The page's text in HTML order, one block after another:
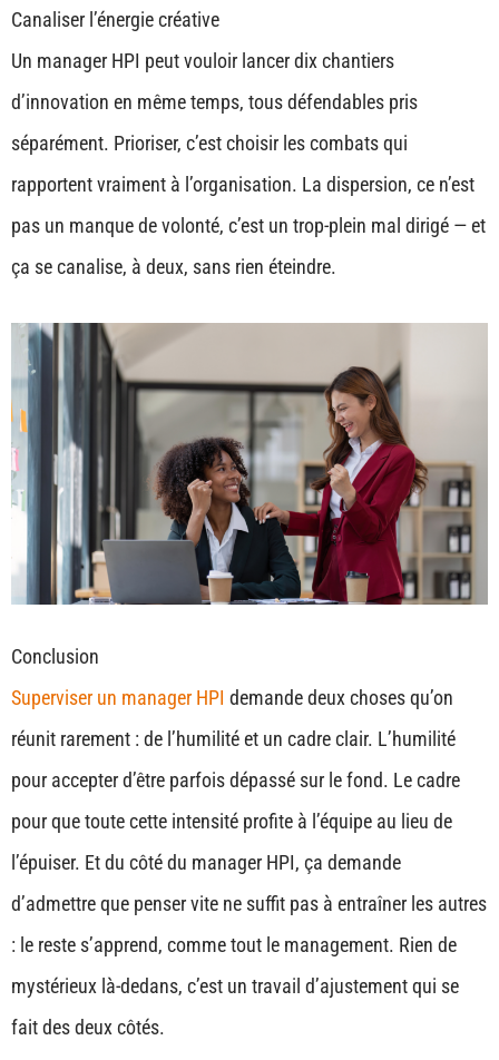
Canaliser l’énergie créative
Un manager HPI peut vouloir lancer dix chantiers
d’innovation en même temps, tous défendables pris
séparément. Prioriser, c’est choisir les combats qui
rapportent vraiment à l’organisation. La dispersion, ce n’est
pas un manque de volonté, c’est un trop-plein mal dirigé — et
ça se canalise, à deux, sans rien éteindre.
Conclusion
Superviser un manager HPI demande deux choses qu’on
réunit rarement : de l’humilité et un cadre clair. L’humilité
pour accepter d’être parfois dépassé sur le fond. Le cadre
pour que toute cette intensité profite à l’équipe au lieu de
l’épuiser. Et du côté du manager HPI, ça demande
d’admettre que penser vite ne suffit pas à entraîner les autres
: le reste s’apprend, comme tout le management. Rien de
mystérieux là-dedans, c’est un travail d’ajustement qui se
fait des deux côtés.